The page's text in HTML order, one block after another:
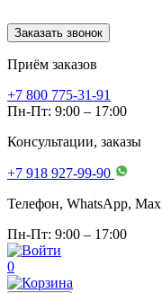
Заказать звонок
Приём заказов
+7 800 775-31-91
Пн-Пт: 9:00 – 17:00
Консультации, заказы
+7 918 927-99-90
Телефон, WhatsApp, Мах
Пн-Пт: 9:00 – 17:00
0